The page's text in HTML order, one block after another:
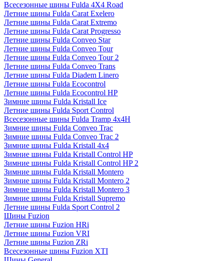
Всесезонные шины Fulda 4X4 Road
Летние шины Fulda Carat Exelero
Летние шины Fulda Carat Extremo
Летние шины Fulda Carat Progresso
Летние шины Fulda Conveo Star
Летние шины Fulda Conveo Tour
Летние шины Fulda Conveo Tour 2
Летние шины Fulda Conveo Trans
Летние шины Fulda Diadem Linero
Летние шины Fulda Ecocontrol
Летние шины Fulda Ecocontrol HP
Зимние шины Fulda Kristall Ice
Летние шины Fulda Sport Control
Всесезонные шины Fulda Tramp 4x4H
Зимние шины Fulda Conveo Trac
Зимние шины Fulda Conveo Trac 2
Зимние шины Fulda Kristall 4x4
Зимние шины Fulda Kristall Control HP
Зимние шины Fulda Kristall Control HP 2
Зимние шины Fulda Kristall Montero
Зимние шины Fulda Kristall Montero 2
Зимние шины Fulda Kristall Montero 3
Зимние шины Fulda Kristall Supremo
Летние шины Fulda Sport Control 2
Шины Fuzion
Летние шины Fuzion HRi
Летние шины Fuzion VRI
Летние шины Fuzion ZRi
Всесезонные шины Fuzion XTI